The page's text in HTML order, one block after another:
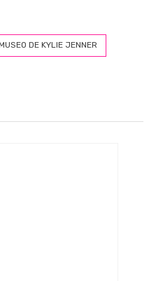
DE KYLIE JENNER